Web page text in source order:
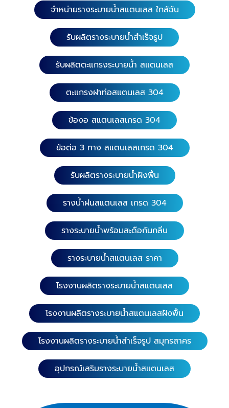
จำหน่ายรางระบายน้ำสแตนเลส ใกล้ฉัน
รับผลิตรางระบายน้ำสำเร็จรูป
รับผลิตตะแกรงระบายน้ำ สแตนเลส
ตะแกรงฝาท่อสแตนเลส 304
ข้องอ สแตนเลสเกรด 304
ข้อต่อ 3 ทาง สแตนเลสเกรด 304
รับผลิตรางระบายน้ำฝังพื้น
รางน้ำฝนสแตนเลส เกรด 304
รางระบายน้ำพร้อมสะดือกันกลิ่น
รางระบายน้ำสแตนเลส ราคา
โรงงานผลิตรางระบายน้ำสแตนเลส
โรงงานผลิตรางระบายน้ำสแตนเลสฝังพื้น
โรงงานผลิตรางระบายน้ำสำเร็จรูป สมุทรสาคร
อุปกรณ์เสริมรางระบายน้ำสแตนเลส